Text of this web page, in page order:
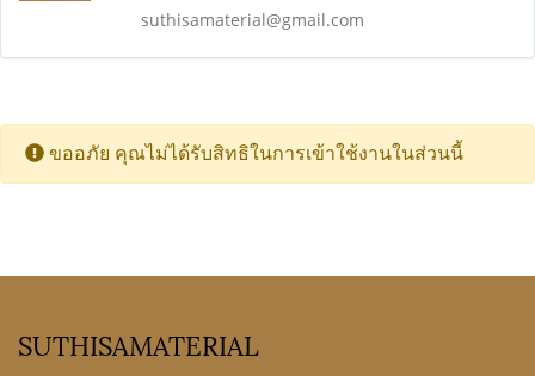
suthisamaterial@gmail.com
ขออภัย คุณไม่ได้รับสิทธิในการเข้าใช้งานในส่วนนี้
SUTHISAMATERIAL